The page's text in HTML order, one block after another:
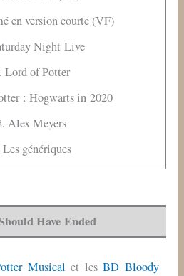
en version courte (VF)
Night Live
Lord of Potter
: Hogwarts in 2020
Alex Meyers
génériques
Have Ended
Musical et lesBD Bloody